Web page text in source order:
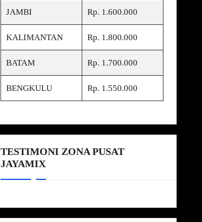
JAMBI Rp. 1.600.000
KALIMANTAN Rp. 1.800.000
BATAM Rp. 1.700.000
BENGKULU Rp. 1.550.000
TESTIMONI ZONA PUSAT
JAYAMIX